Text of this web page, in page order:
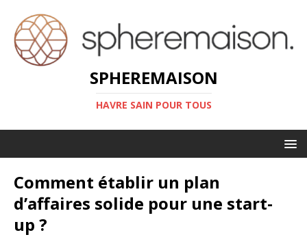
SPHEREMAISON
HAVRE SAIN POUR TOUS
Comment établir un plan
d’affaires solide pour une start-
up ?